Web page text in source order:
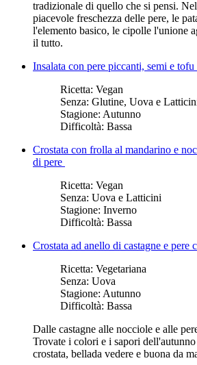
tradizionale di quello che si pensi.
piacevole freschezza delle pere, le
l'elemento basico, le cipolle l'unione
il tutto.
Insalata con pere piccanti, semi e
Ricetta: Vegan
Senza: Glutine, Uova e
Stagione: Autunno
Difficoltà: Bassa
Crostata con frolla al mandarino e
di pere
Ricetta: Vegan
Senza: Uova e Latticini
Stagione: Inverno
Difficoltà: Bassa
Crostata ad anello di castagne e pere
Ricetta: Vegetariana
Senza: Uova
Stagione: Autunno
Difficoltà: Bassa
Dalle castagne alle nocciole e alle
Trovate i colori e i sapori
crostata, bellada vedere e buona da